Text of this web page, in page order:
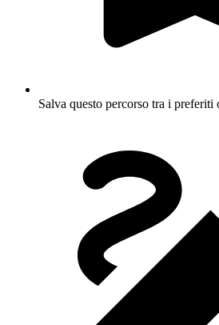
Salva questo percorso tra i preferiti